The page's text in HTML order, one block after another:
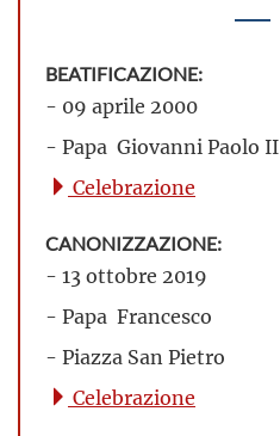
BEATIFICAZIONE:
- 09 aprile 2000
- Papa Giovanni Paolo II
Celebrazione
CANONIZZAZIONE:
- 13 ottobre 2019
- Papa Francesco
- Piazza San Pietro
Celebrazione